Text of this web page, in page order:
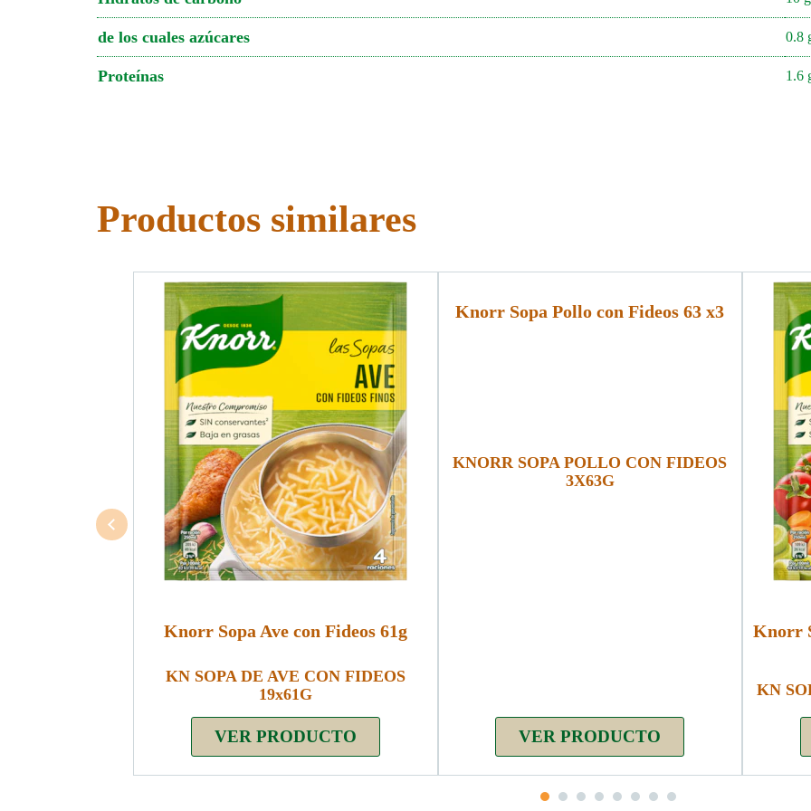
de los cuales azúcares 0.8
Proteínas 1.6
Productos similares
Knorr Sopa Ave con Fideos 61g
KN SOPA DE AVE CON FIDEOS
19x61G
VER PRODUCTO
Knorr Sopa Pollo con Fideos 63 x3
KNORR SOPA POLLO CON FIDEOS
3X63G
VER PRODUCTO
Knorr
KN